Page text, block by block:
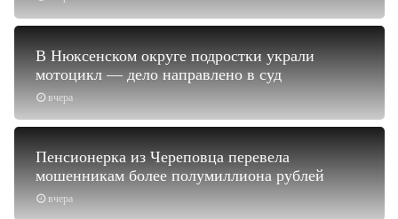
вчера
В Нюксенском округе подростки украли
мотоцикл — дело направлено в суд
вчера
Пенсионерка из Череповца перевела
мошенникам более полумиллиона рублей